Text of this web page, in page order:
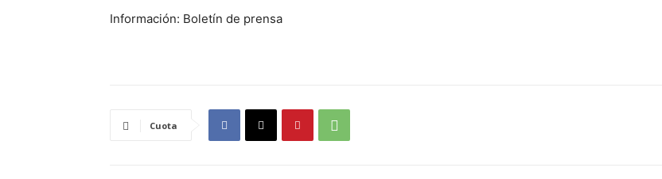
Información: Boletín de prensa
Cuota